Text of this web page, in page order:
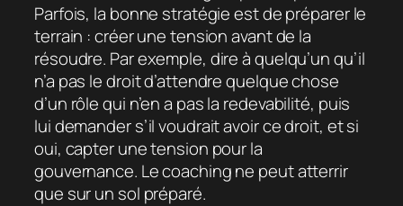
Parfois, la bonne stratégie est de préparer le
terrain : créer une tension avant de la
résoudre. Par exemple, dire à quelqu’un qu’il
n’a pas le droit d’attendre quelque chose
d’un rôle qui n’en a pas la redevabilité, puis
lui demander s’il voudrait avoir ce droit, et si
oui, capter une tension pour la
gouvernance. Le coaching ne peut atterrir
que sur un sol préparé.